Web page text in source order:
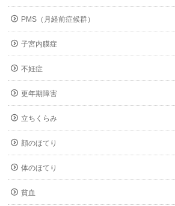
PMS（月経前症候群）
子宮内膜症
不妊症
更年期障害
立ちくらみ
顔のほてり
体のほてり
貧血